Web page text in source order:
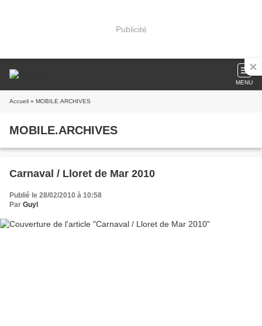
Publicité
MENU
Accueil » MOBILE.ARCHIVES
MOBILE.ARCHIVES
Carnaval / Lloret de Mar 2010
Publié le 28/02/2010 à 10:58
Par Guyl